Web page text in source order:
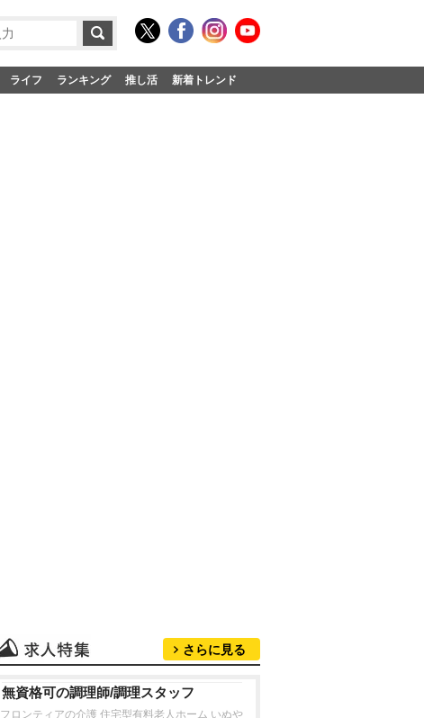
ライフ ランキング 推し活 新着トレンド
さらに見る
無資格可の調理師/調理スタッフ
フロンティアの介護 住宅型有料老人ホーム いぬ